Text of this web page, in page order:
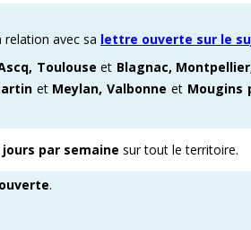
relation avec sa lettre ouverte sur le
, Toulouseet Blagnac,
et Meylan, Valbonne et Mougins
par semaine sur tout le territoire.
.